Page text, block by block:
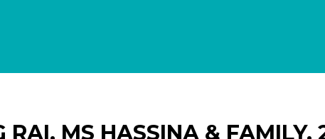
MS HASSINA & FAMILY,